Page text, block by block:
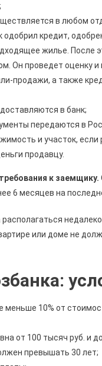
в любом
одобрил кредит,
жилье. После
Он проведет оценку и
продажи, а также
в банк;
передаются в
и участок,
продавцу.
требования к заемщику.
6 месяцев на
располагаться
или доме не
меньше 10% от
от 100 тысяч руб. и
превышать 30 лет;